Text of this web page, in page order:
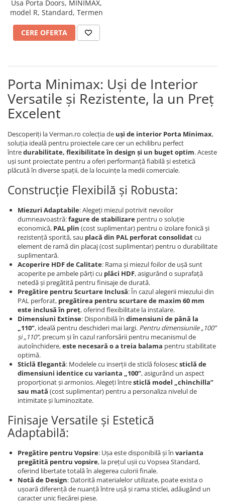
River 12 mm
Woodstock 8mm
ADO Floor - SPC
Finsa - Laminat
Finfloor 12mm
Finfloor XL 10mm
Style 8mm
Supreme 8mm
Kaindl - Laminat
Kronotex - Laminat
Advanced 8 mm
Amazone 10 mm
Evolution 12 mm
Exquisit 8 mm
Herringbone 8 mm
Mammut 12 mm
Progress 10 mm
Robusto 12 mm
Usa Porta Doors, MINIMAX,
model R, Standard, Termen
CERE OFERTA
Porta Minimax: Uși de Interior
Versatile și Rezistente, la un Preț
Excelent
Descoperiți la Verman.ro colecția de uși de interior Porta Minimax,
soluția ideală pentru proiectele care cer un echilibru perfect
întredurabilitate, flexibilitate în design și un buget optim. Aceste
uși sunt proiectate pentru a oferi performanță fiabilă și estetică
plăcută în diverse spații, de la locuințe la medii comerciale.
Construcție Flexibilă și Robusta:
Miezuri Adaptabile: Alegeți miezul potrivit nevoilor
dumneavoastră:fagure de stabilizare pentru o soluție
economică, PAL plin (cost suplimentar) pentru o izolare fonică și
rezistență sporită, sau placă din PAL perforat consolidatcu
element de ramă din placaj (cost suplimentar) pentru o durabilitate
suplimentară.
Acoperire HDF de Calitate: Rama și miezul foilor de ușă sunt
acoperite pe ambele părți cu plăci HDF, asigurând o suprafață
netedă și pregătită pentru finisaje de durată.
Pregătire pentru Scurtare Inclusă: În cazul alegerii miezului din
PAL perforat, pregătirea pentru scurtare de maxim 60 mm
este inclusă în preț, oferind flexibilitate la instalare.
Dimensiuni Extinse: Disponibilă în dimensiuni de până la
„110”, ideală pentru deschideri mai largi. Pentru dimensiunile „100”
și „110”, precum și în cazul ranforsării pentru mecanismul de
autoînchidere,este necesară o a treia balama pentru stabilitate
optimă.
Sticlă Elegantă: Modelele cu inserții de sticlă folosescsticlă de
dimensiuni identice cu varianta „100”, asigurând un aspect
proporționat și armonios. Alegeți întresticlă model „chinchilla”
sau mată (cost suplimentar) pentru a personaliza nivelul de
intimitate și luminozitate.
Finisaje Versatile și Estetică
Adaptabilă:
Pregătire pentru Vopsire: Ușa este disponibilă și în varianta
pregătită pentru vopsire, la prețul ușii cu Vopsea Standard,
oferind libertate totală în alegerea culorii finale.
Notă de Design: Datorită materialelor utilizate, poate exista o
ușoară diferență de nuanță între ușă și rama sticlei, adăugând un
caracter unic fiecărei piese.